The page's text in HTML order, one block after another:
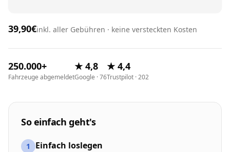
39,90€inkl. aller Gebühren · keine versteckten Kosten
250.000+
Fahrzeuge abgemeldet
★ 4,8
Google · 76
★ 4,4
Trustpilot · 202
So einfach geht's
1 Einfach loslegen